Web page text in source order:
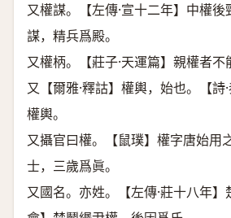
又權謀。【左傳·宣十二年】中權
謀，精兵爲殿。
又權柄。【莊子·天運篇】親權者不
又【爾雅·釋詁】權輿，始也。【詩
權輿。
又攝官曰權。【鼠璞】權字唐始用
士，三歲爲眞。
又國名。亦姓。【左傳·莊十八年